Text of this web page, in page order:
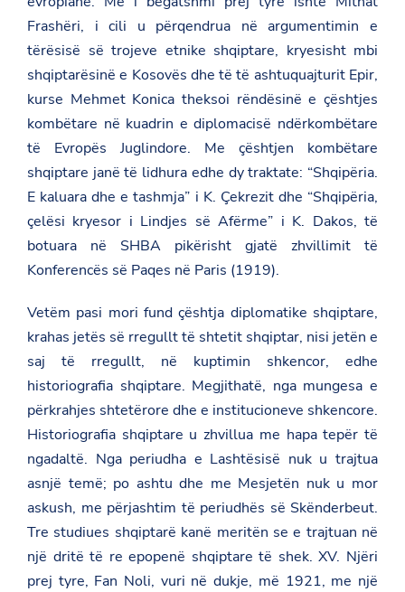
Frashëri, i cili u përqendrua në argumentimin e
tërësisë së trojeve etnike shqiptare, kryesisht mbi
shqiptarësinë e Kosovës dhe të të ashtuquajturit Epir,
kurse Mehmet Konica theksoi rëndësinë e çështjes
kombëtare në kuadrin e diplomacisë ndërkombëtare
të Evropës Juglindore. Me çështjen kombëtare
shqiptare janë të lidhura edhe dy traktate: “Shqipëria.
E kaluara dhe e tashmja” i K. Çekrezit dhe “Shqipëria,
çelësi kryesor i Lindjes së Afërme” i K. Dakos, të
botuara në SHBA pikërisht gjatë zhvillimit të
Konferencës së Paqes në Paris (1919).
Vetëm pasi mori fund çështja diplomatike shqiptare,
krahas jetës së rregullt të shtetit shqiptar, nisi jetën e
saj të rregullt, në kuptimin shkencor, edhe
historiografia shqiptare. Megjithatë, nga mungesa e
përkrahjes shtetërore dhe e institucioneve shkencore.
Historiografia shqiptare u zhvillua me hapa tepër të
ngadaltë. Nga periudha e Lashtësisë nuk u trajtua
asnjë temë; po ashtu dhe me Mesjetën nuk u mor
askush, me përjashtim të periudhës së Skënderbeut.
Tre studiues shqiptarë kanë meritën se e trajtuan në
një dritë të re epopenë shqiptare të shek. XV. Njëri
prej tyre, Fan Noli, vuri në dukje, më 1921, me një